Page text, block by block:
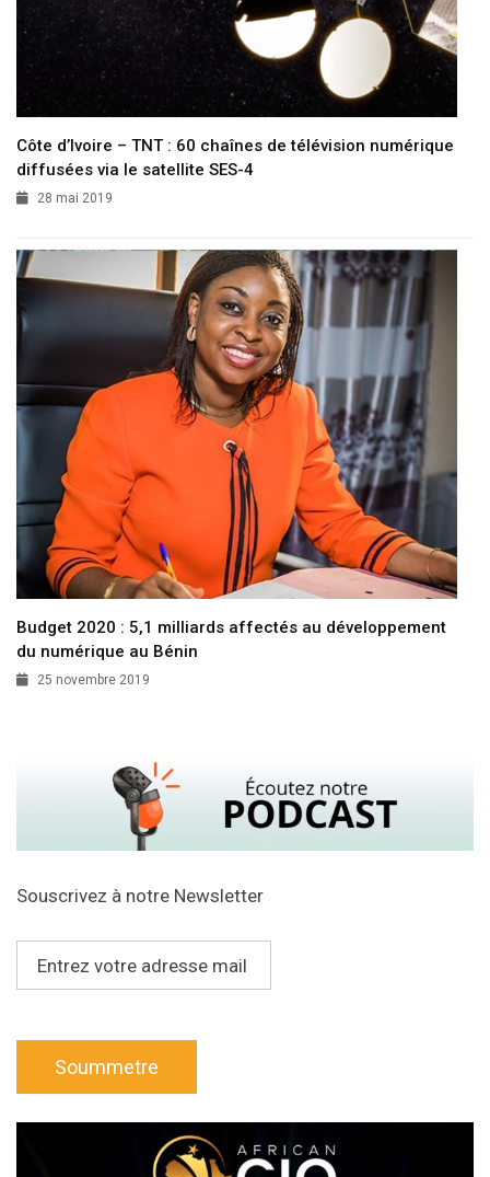
Côte d’Ivoire – TNT : 60 chaînes de télévision numérique
diffusées via le satellite SES-4
28 mai 2019
Budget 2020 : 5,1 milliards affectés au développement
du numérique au Bénin
25 novembre 2019
Souscrivez à notre Newsletter